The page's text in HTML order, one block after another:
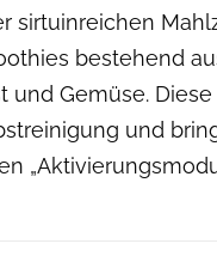
sirtuinreichen
bestehend
und Gemüse.
und